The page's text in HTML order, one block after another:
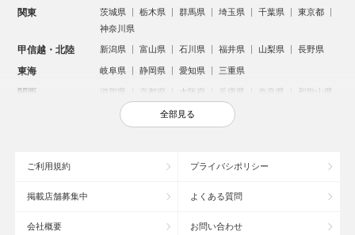
関東 茨城県 栃木県 群馬県 埼玉県 千葉県
東京都
神奈川県
甲信越・北陸 新潟県 富山県 石川県 福井県 山梨県 長野県
東海 岐阜県 静岡県 愛知県 三重県
関西 滋賀県 京都府 大阪府 兵庫県 奈良県 和歌山県
鳥取県 島根県 岡山県 広島県
沖縄県
全部見る
ご利用規約 プライバシポリシー
掲載店舗募集中 よくある質問
会社概要 お問い合わせ